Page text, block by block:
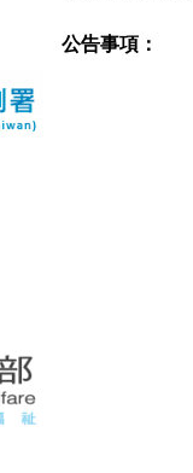
公告事項：